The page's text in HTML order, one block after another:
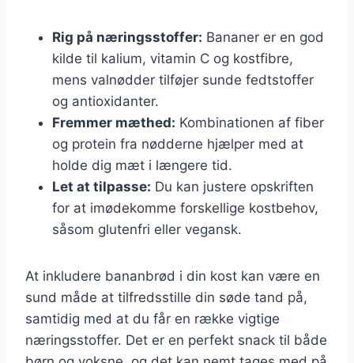
Rig på næringsstoffer: Bananer er en god
kilde til kalium, vitamin C og kostfibre,
mens valnødder tilføjer sunde fedtstoffer
og antioxidanter.
Fremmer mæthed: Kombinationen af fiber
og protein fra nødderne hjælper med at
holde dig mæt i længere tid.
Let at tilpasse: Du kan justere opskriften
for at imødekomme forskellige kostbehov,
såsom glutenfri eller vegansk.
At inkludere bananbrød i din kost kan være en
sund måde at tilfredsstille din søde tand på,
samtidig med at du får en række vigtige
næringsstoffer. Det er en perfekt snack til både